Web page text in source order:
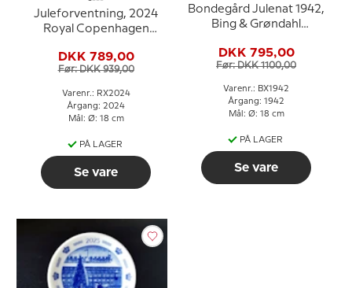
Juleforventning, 2024
Royal Copenhagen
DKK 789,00
Før: DKK 939,00
Varenr.: RX2024
Årgang: 2024
Mål: Ø: 18 cm
PÅ LAGER
Se vare
Bondegård Julenat 1942,
Bing & Grøndahl
DKK 795,00
Før: DKK 1100,00
Varenr.: BX1942
Årgang: 1942
Mål: Ø: 18 cm
PÅ LAGER
Se vare